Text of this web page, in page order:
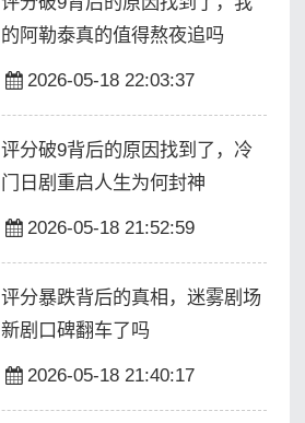
的阿勒泰真的值得熬夜追吗
2026-05-18 22:03:37
评分破9背后的原因找到了，冷
门日剧重启人生为何封神
2026-05-18 21:52:59
评分暴跌背后的真相，迷雾剧场
新剧口碑翻车了吗
2026-05-18 21:40:17